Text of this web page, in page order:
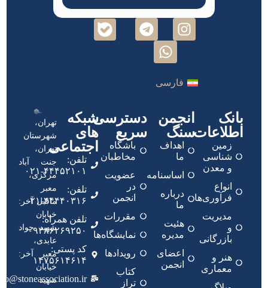
فارسی
بانک
اطلاعات
زمین
شناسی
و معدن
انواع
فرآوری‌ها
مدیریت
و
بازرگانی
هنر و
معماری
انجمن
سنگ
اهداف
ما
اساسنامه
درباره
ما
هئیت
مدیره
اعضای
انجمن
دسترسی
سریع
باشگاه
مخاطبان
عضویت
در
انجمن
مقررات
نمایشگاه‌ها
رویدادها
کتاب
تراز
شبکه
های
اجتماعی
تلفن:
۴۴۴۵۲۱۰۱-۰۲۱
تلفن:
۴۴۴۴۰۳۱۶-۰۲۱
تلفن همراه:
۰۹۳۸۶۲۶۹۲۵۰
کد پستی:
۱۴۷۵۶۱۴۶۱۴
تهران،
شهرستان
تهران،
جنت آباد
مرکزی،
معبر
ماقبل آخر:
خیابان
شهید جواد
عابدی،
معبر آخر:
خیابان
شهید